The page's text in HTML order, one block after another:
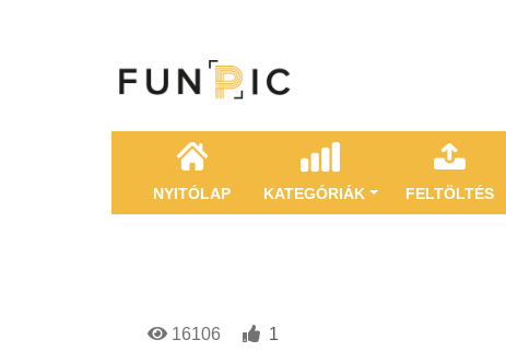
NYITÓLAP KATEGÓRIÁK FELTÖLTÉS
16106 1